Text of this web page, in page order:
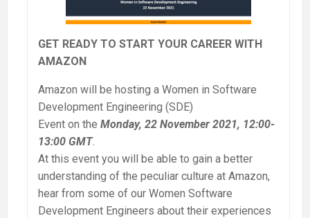
GET READY TO START YOUR CAREER WITH
AMAZON
Amazon will be hosting a Women in Software
Development Engineering (SDE)
Event on the Monday, 22 November 2021, 12:00-
13:00 GMT.
At this event you will be able to gain a better
understanding of the peculiar culture at Amazon,
hear from some of our Women Software
Development Engineers about their experiences